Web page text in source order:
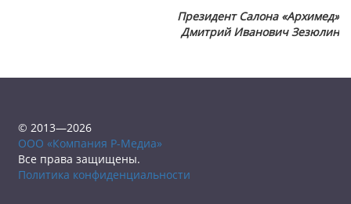
Президент Салона «Архимед»
Дмитрий Иванович Зезюлин
© 2013—2026
ООО «Компания Р-Медиа»
Все права защищены.
Политика конфиденциальности